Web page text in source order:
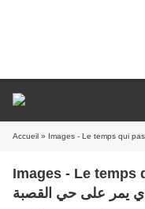
Accueil
Images - Le temps
يمر على حي القصبة